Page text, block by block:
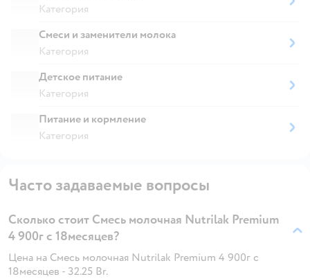
Категория
Смеси и заменители молока
Категория
Детское питание
Категория
Питание и кормление
Категория
Часто задаваемые вопросы
Сколько стоит Смесь молочная Nutrilak Premium
4 900г с 18месяцев?
Цена на Смесь молочная Nutrilak Premium 4 900г с
18месяцев - 32.25 Br.